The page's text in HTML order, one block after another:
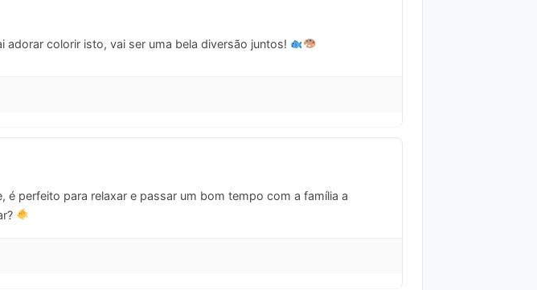
colorir isto, vai ser uma bela diversão juntos!
perfeito para relaxar e passar um bom tempo com a família a